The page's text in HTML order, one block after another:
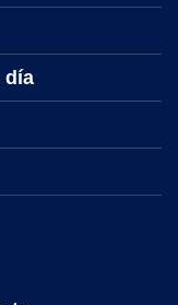
día